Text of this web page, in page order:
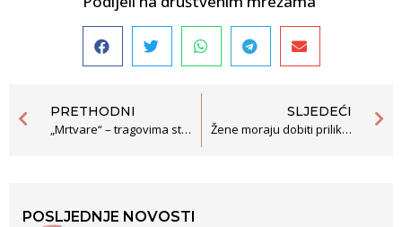
PRETHODNI
„Mrtvare“ – tragovima stradanja u Srebrenici
SLJEDEĆI
Žene moraju dobiti priliku da ostvare svoj politički potencijal
POSLJEDNJE NOVOSTI